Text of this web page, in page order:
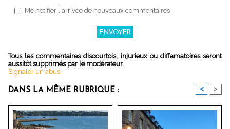
Me notifier l'arrivée de nouveaux commentaires
Tous les commentaires discourtois, injurieux ou diffamatoires seront
aussitôt supprimés par le modérateur.
Signaler un abus
DANS LA MÊME RUBRIQUE : < >